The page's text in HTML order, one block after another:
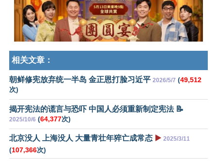
相关文章：
朝鲜修宪放弃统一半岛 金正恩打脸习近平 2026/5/7 (49,512
次)
揭开宪法的谎言与恐吓 中国人必须重新制定宪法 📝
2025/10/6 (64,377次)
北京没人 上海没人 大量青壮年猝亡成常态 ▶️ 2025/3/11
(107,366次)